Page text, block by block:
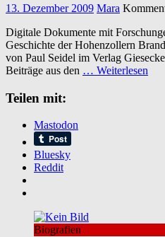
13. Dezember 2009 Mara
Digitale Dokumente mit
Geschichte der Hohenzollern
von Paul Seidel im Verlag
Beiträge aus den … Weiterlesen
Teilen mit:
Mastodon
Bluesky
Reddit
Biografien